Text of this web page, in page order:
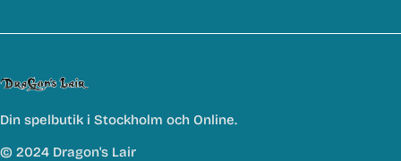
Din spelbutik i Stockholm och Online.
© 2024 Dragon's Lair